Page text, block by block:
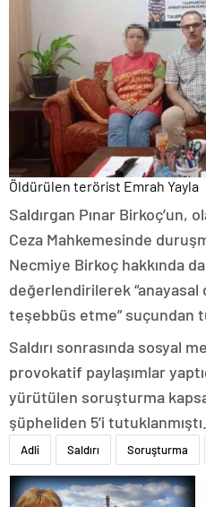
Öldürülen terörist Emrah Yayla
Saldırgan Pınar Birkoç’un,
Ceza Mahkemesinde
Necmiye Birkoç hakkında
değerlendirilerek “anayasal
teşebbüs etme” suçundan
Saldırı sonrasında sosyal
provokatif paylaşımlar
yürütülen soruşturma
şüpheliden 5’i tutuklanmıştı.
Adli Saldırı Soruşturma